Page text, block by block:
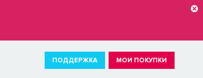
ПОДДЕРЖКА МОИ ПОКУПКИ